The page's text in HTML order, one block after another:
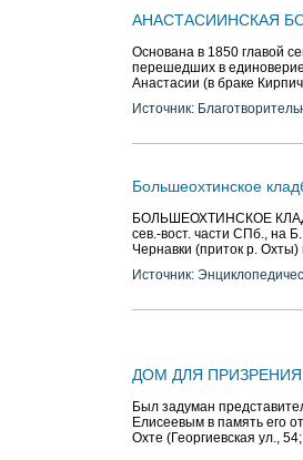
АНАСТАСИИНСКАЯ
Основана в 1850 главой
перешедших в
Анастасии (в браке
Источник:
Большеохтинское
БОЛЬШЕОХТИНСКОЕ
сев.-вост. части СПб., на
Чернавки (приток р. Охты)
Источник:
ДОМ ДЛЯ
Был задуман
Елисеевым в память его
Охте (Георгиевская ул.,